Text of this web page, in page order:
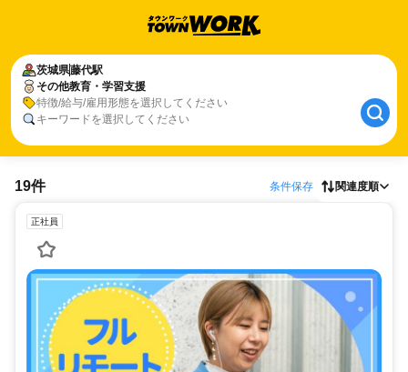
茨城県藤代駅
その他教育・学習支援
特徴/給与/雇用形態を選択してください
キーワードを選択してください
19件 条件保存 関連度順
正社員